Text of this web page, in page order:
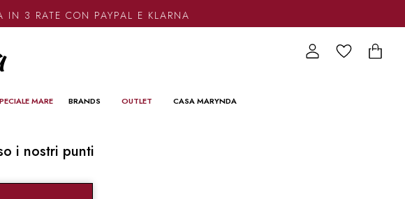
3 RATE CON PAYPAL E KLARNA
MARE BRANDS OUTLET CASA MARYNDA
i nostri punti